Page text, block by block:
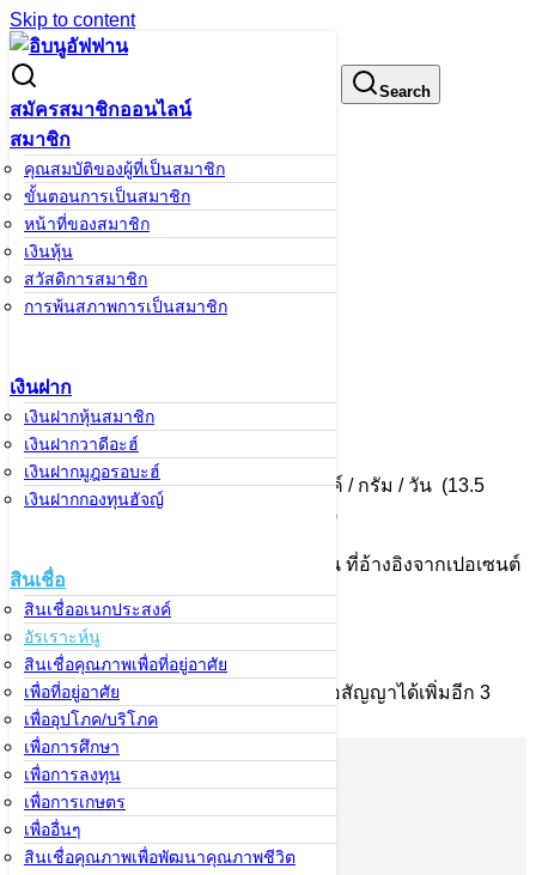
Skip to content
สมัครสมาชิกออนไลน์
สมาชิก
คุณสมบัติของผู้ที่เป็นสมาชิก
ขั้นตอนการเป็นสมาชิก
หน้าที่ของสมาชิก
เงินหุ้น
สวัสดิการสมาชิก
การพ้นสภาพการเป็นสมาชิก
เงินฝาก
เงินฝากหุ้นสมาชิก
เงินฝากวาดีอะฮ์
เงินฝากมูฎอรอบะฮ์
เงินฝากกองทุนฮัจญ์
สินเชื่อ
สินเชื่ออเนกประสงค์
อัรเราะห์นู
สินเชื่อคุณภาพเพื่อที่อยู่อาศัย
เพื่อที่อยู่อาศัย
เพื่ออุปโภค/บริโภค
เพื่อการศึกษา
เพื่อการลงทุน
เพื่อการเกษตร
เพื่ออื่นๆ
สินเชื่อคุณภาพเพื่อพัฒนาคุณภาพชีวิต
Search for: Search
อัรเราะห์นู
หน้าหลัก/สินเชื่อ/อัรเราะห์นู
อัรเราะห์นู
อัตราค่าบริการ
1. อัตราค่าบริการจัดเก็บรักษา 45 สตางค์ / กรัม / วัน (13.5
บาท/กรัม/เดือน) หรือ ( 205 บาท / เดือน )
2. ให้วงเงินสูงสุด 85% ของราคาประเมิน ที่อ้างอิงจากเปอเซนต์
ทองที่สแกนจากเครื่องสแกน
3. วงเงินสูงสุดไม่เกิน 5 ล้านบาท
4. ระยะเวลาสัญญาจำนำทอง 3 เดือน ต่อสัญญาได้เพิ่มอีก 3
เดือน
สหกรณ์อิสลาม
อิบนูอัฟฟาน
จำกัด